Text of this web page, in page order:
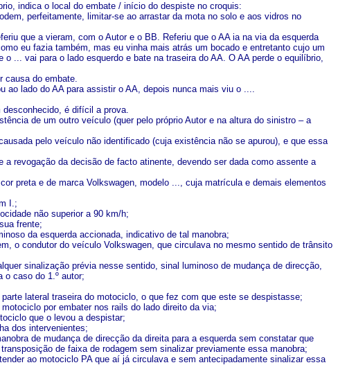
indica o local do embate / início do despiste no croquis:
perfeitamente, limitar-se ao arrastar da mota no solo e aos vidros no
que a vieram, com o Autor e o BB. Referiu que o AA ia na via da esquerda
eu fazia também, mas eu vinha mais atrás um bocado e entretanto cujo um
... vai para o lado esquerdo e bate na traseira do AA. O AA perde o equilíbrio,
causa do embate.
ao lado do AA para assistir o AA, depois nunca mais viu o ....
é difícil a prova.
de um outro veículo (quer pelo próprio Autor e na altura do sinistro – a
pelo veículo não identificado (cuja existência não se apurou), e que essa
revogação da decisão de facto atinente, devendo ser dada como assente a
preta e de marca Volkswagen, modelo ..., cuja matrícula e demais elementos
I.;
não superior a 90 km/h;
frente;
da esquerda accionada, indicativo de tal manobra;
o condutor do veículo Volkswagen, que circulava no mesmo sentido de trânsito
sinalização prévia nesse sentido, sinal luminoso de mudança de direcção,
o caso do 1.º autor;
lateral traseira do motociclo, o que fez com que este se despistasse;
por embater nos rails do lado direito da via;
que o levou a despistar;
dos intervenientes;
de mudança de direcção da direita para a esquerda sem constatar que
de faixa de rodagem sem sinalizar previamente essa manobra;
ao motociclo PA que aí já circulava e sem antecipadamente sinalizar essa